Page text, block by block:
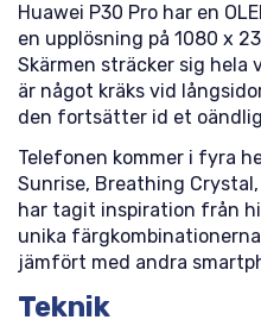
Huawei P30 Pro har en
en upplösning på 1080 x
Skärmen sträcker sig
är något kräks vid
den fortsätter id et
Telefonen kommer i fyra
Sunrise, Breathing
har tagit inspiration från
unika
jämfört med andra
Teknik